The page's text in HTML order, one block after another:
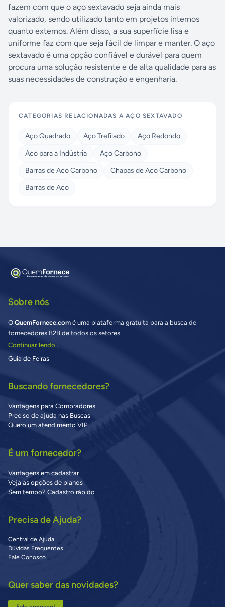
fazem com que o aço sextavado seja ainda mais
valorizado, sendo utilizado tanto em projetos internos
quanto externos. Além disso, a sua superfície lisa e
uniforme faz com que seja fácil de limpar e manter. O aço
sextavado é uma opção confiável e durável para quem
procura uma solução resistente e de alta qualidade para as
suas necessidades de construção e engenharia.
CATEGORIAS RELACIONADAS AAÇO SEXTAVADO
Aço Quadrado Aço Trefilado
Aço Redondo
Aço para a Indústria
Aço Carbono
Barras de Aço Carbono
Chapas de Aço Carbono
Barras de Aço
Sobre nós
O QuemFornece.com é uma plataforma gratuita para a busca de
fornecedores B2B de todos os setores.
Continuar lendo...
Guia de Feiras
Buscando fornecedores?
Vantagens para Compradores
Preciso de ajuda nas Buscas
Quero um atendimento VIP
É um fornecedor?
Vantagens em cadastrar
Veja as opções de planos
Sem tempo? Cadastro rápido
Precisa de Ajuda?
Central de Ajuda
Dúvidas Frequentes
Fale Conosco
Quer saber das novidades?